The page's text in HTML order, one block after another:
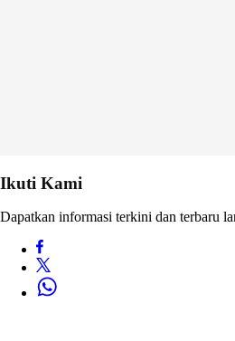
Ikuti Kami
Dapatkan informasi terkini dan terbaru